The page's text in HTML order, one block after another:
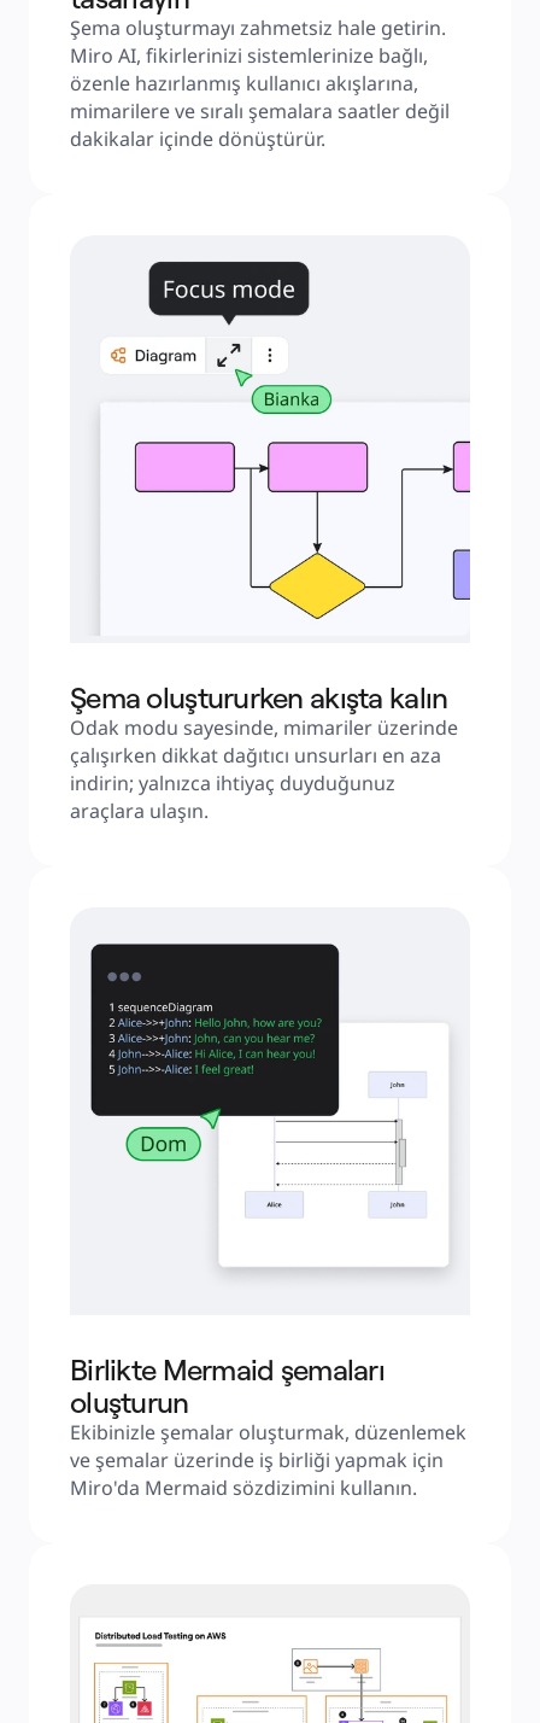
Şema oluşturmayı zahmetsiz hale getirin.
Miro AI, fikirlerinizi sistemlerinize bağlı,
özenle hazırlanmış kullanıcı akışlarına,
mimarilere ve sıralı şemalara saatler değil
dakikalar içinde dönüştürür.
Şema oluştururken akışta kalın
Odak modu sayesinde, mimariler üzerinde
çalışırken dikkat dağıtıcı unsurları en aza
indirin; yalnızca ihtiyaç duyduğunuz
araçlara ulaşın.
Birlikte Mermaid şemaları
oluşturun
Ekibinizle şemalar oluşturmak, düzenlemek
ve şemalar üzerinde iş birliği yapmak için
Miro'da Mermaid sözdizimini kullanın.